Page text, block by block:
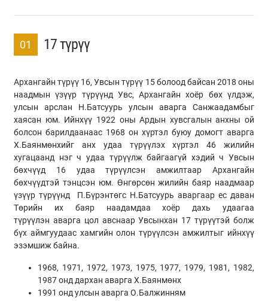
01 17 түрүү
Архангайн түрүү 16, Увсын түрүү 15 болоод байсан 2018 оны
наадмын үзүүр түрүүнд Увс, Архангайн хоёр бөх үлдэж,
улсын арслан Н.Батсуурь улсын аварга Санжаадамбыг
хаясан юм. Ийнхүү 1922 оны Ардын хувсгалын анхны ой
болсон барилдаанаас 1968 он хүртэл буюу домогт аварга
Х.Баянмөнхийг анх удаа түрүүлэх хүртэл 46 жилийн
хугацаанд нэг ч удаа түрүүлж байгаагүй хэдий ч Увсын
бөхчүүд 16 удаа түрүүлсэн амжилтаар Архангайн
бөхчүүдтэй тэнцсэн юм. Өнгөрсөн жилийн баяр наадмаар
үзүүр түрүүнд П.Бүрэнтөгс Н.Батсуурь аваргаар ес даван
Төрийн их баяр наадамдаа хоёр дахь удаагаа
түрүүлэн аварга цол авснаар Увсынхан 17 түрүүтэй болж
бүх аймгуудаас хамгийн олон түрүүлсэн амжилтыг ийнхүү
эзэмшиж байна.
1968, 1971, 1972, 1973, 1975, 1977, 1979, 1981, 1982,
1987 онд дархан аварга Х.Баянмөнх
1991 онд улсын аварга О.Балжинням